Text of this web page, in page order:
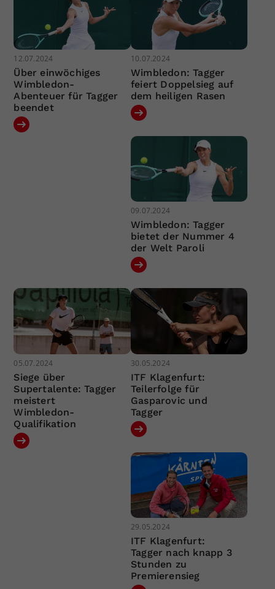
12.07.2024
Über einwöchiges
Wimbledon-
Abenteuer für Tagger
beendet
10.07.2024
Wimbledon: Tagger
feiert Doppelsieg auf
dem heiligen Rasen
09.07.2024
Wimbledon: Tagger
bietet der Nummer 4
der Welt Paroli
05.07.2024
Siege über
Supertalente: Tagger
meistert
Wimbledon-
Qualifikation
30.05.2024
ITF Klagenfurt:
Teilerfolge für
Gasparovic und
Tagger
29.05.2024
ITF Klagenfurt:
Tagger nach knapp 3
Stunden zu
Premierensieg